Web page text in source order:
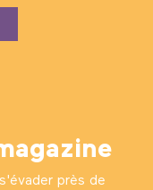
près de